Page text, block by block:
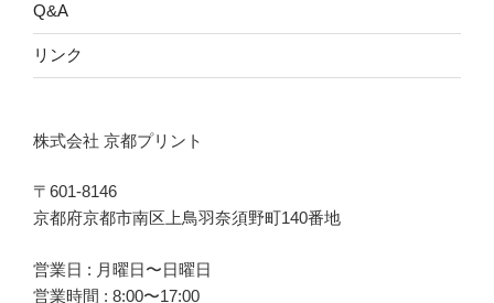
Q&A
リンク
株式会社 京都プリント
〒601-8146
京都府京都市南区上鳥羽奈須野町140番地
営業日 : 月曜日〜日曜日
営業時間 : 8:00〜17:00